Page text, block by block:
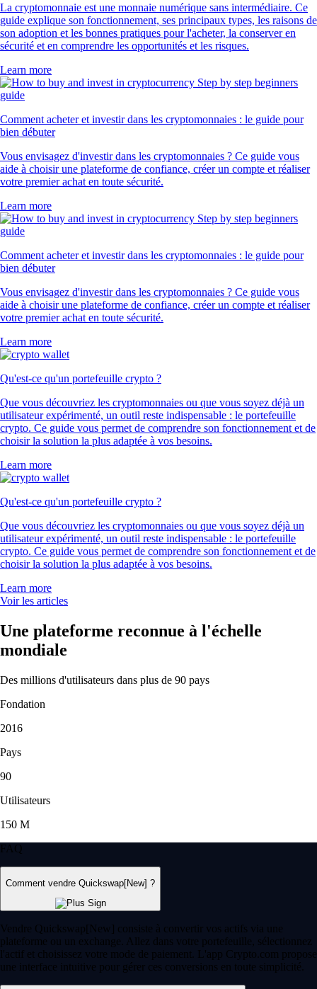
La cryptomonnaie est une monnaie numérique sans intermédiaire. Ce
guide explique son fonctionnement, ses principaux types, les raisons de
son adoption et les bonnes pratiques pour l'acheter, la conserver en
sécurité et en comprendre les opportunités et les risques.
Learn more
Comment acheter et investir dans les cryptomonnaies : le guide pour
bien débuter
Vous envisagez d'investir dans les cryptomonnaies ? Ce guide vous
aide à choisir une plateforme de confiance, créer un compte et réaliser
votre premier achat en toute sécurité.
Learn more
Comment acheter et investir dans les cryptomonnaies : le guide pour
bien débuter
Vous envisagez d'investir dans les cryptomonnaies ? Ce guide vous
aide à choisir une plateforme de confiance, créer un compte et réaliser
votre premier achat en toute sécurité.
Learn more
Qu'est-ce qu'un portefeuille crypto ?
Que vous découvriez les cryptomonnaies ou que vous soyez déjà un
utilisateur expérimenté, un outil reste indispensable : le portefeuille
crypto. Ce guide vous permet de comprendre son fonctionnement et de
choisir la solution la plus adaptée à vos besoins.
Learn more
Qu'est-ce qu'un portefeuille crypto ?
Que vous découvriez les cryptomonnaies ou que vous soyez déjà un
utilisateur expérimenté, un outil reste indispensable : le portefeuille
crypto. Ce guide vous permet de comprendre son fonctionnement et de
choisir la solution la plus adaptée à vos besoins.
Learn more
Voir les articles
Une plateforme reconnue à l'échelle
mondiale
Des millions d'utilisateurs dans plus de 90 pays
Fondation
2016
Pays
90
Utilisateurs
150 M
FAQ
Comment vendre Quickswap[New] ?
Vendre Quickswap[New] consiste à convertir vos actifs via une
plateforme ou un exchange. Allez dans votre portefeuille, sélectionnez
l'actif et choisissez votre mode de paiement. L'app Crypto.com propose
une interface intuitive pour gérer ces conversions en toute simplicité.